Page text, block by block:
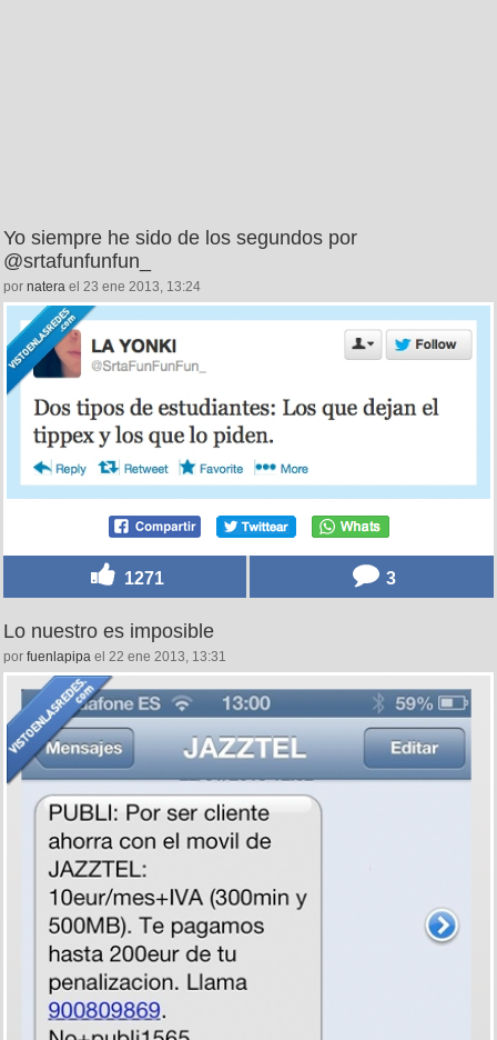
Yo siempre he sido de los segundos por
@srtafunfunfun_
por natera el 23 ene 2013, 13:24
1271 3
Lo nuestro es imposible
por fuenlapipa el 22 ene 2013, 13:31